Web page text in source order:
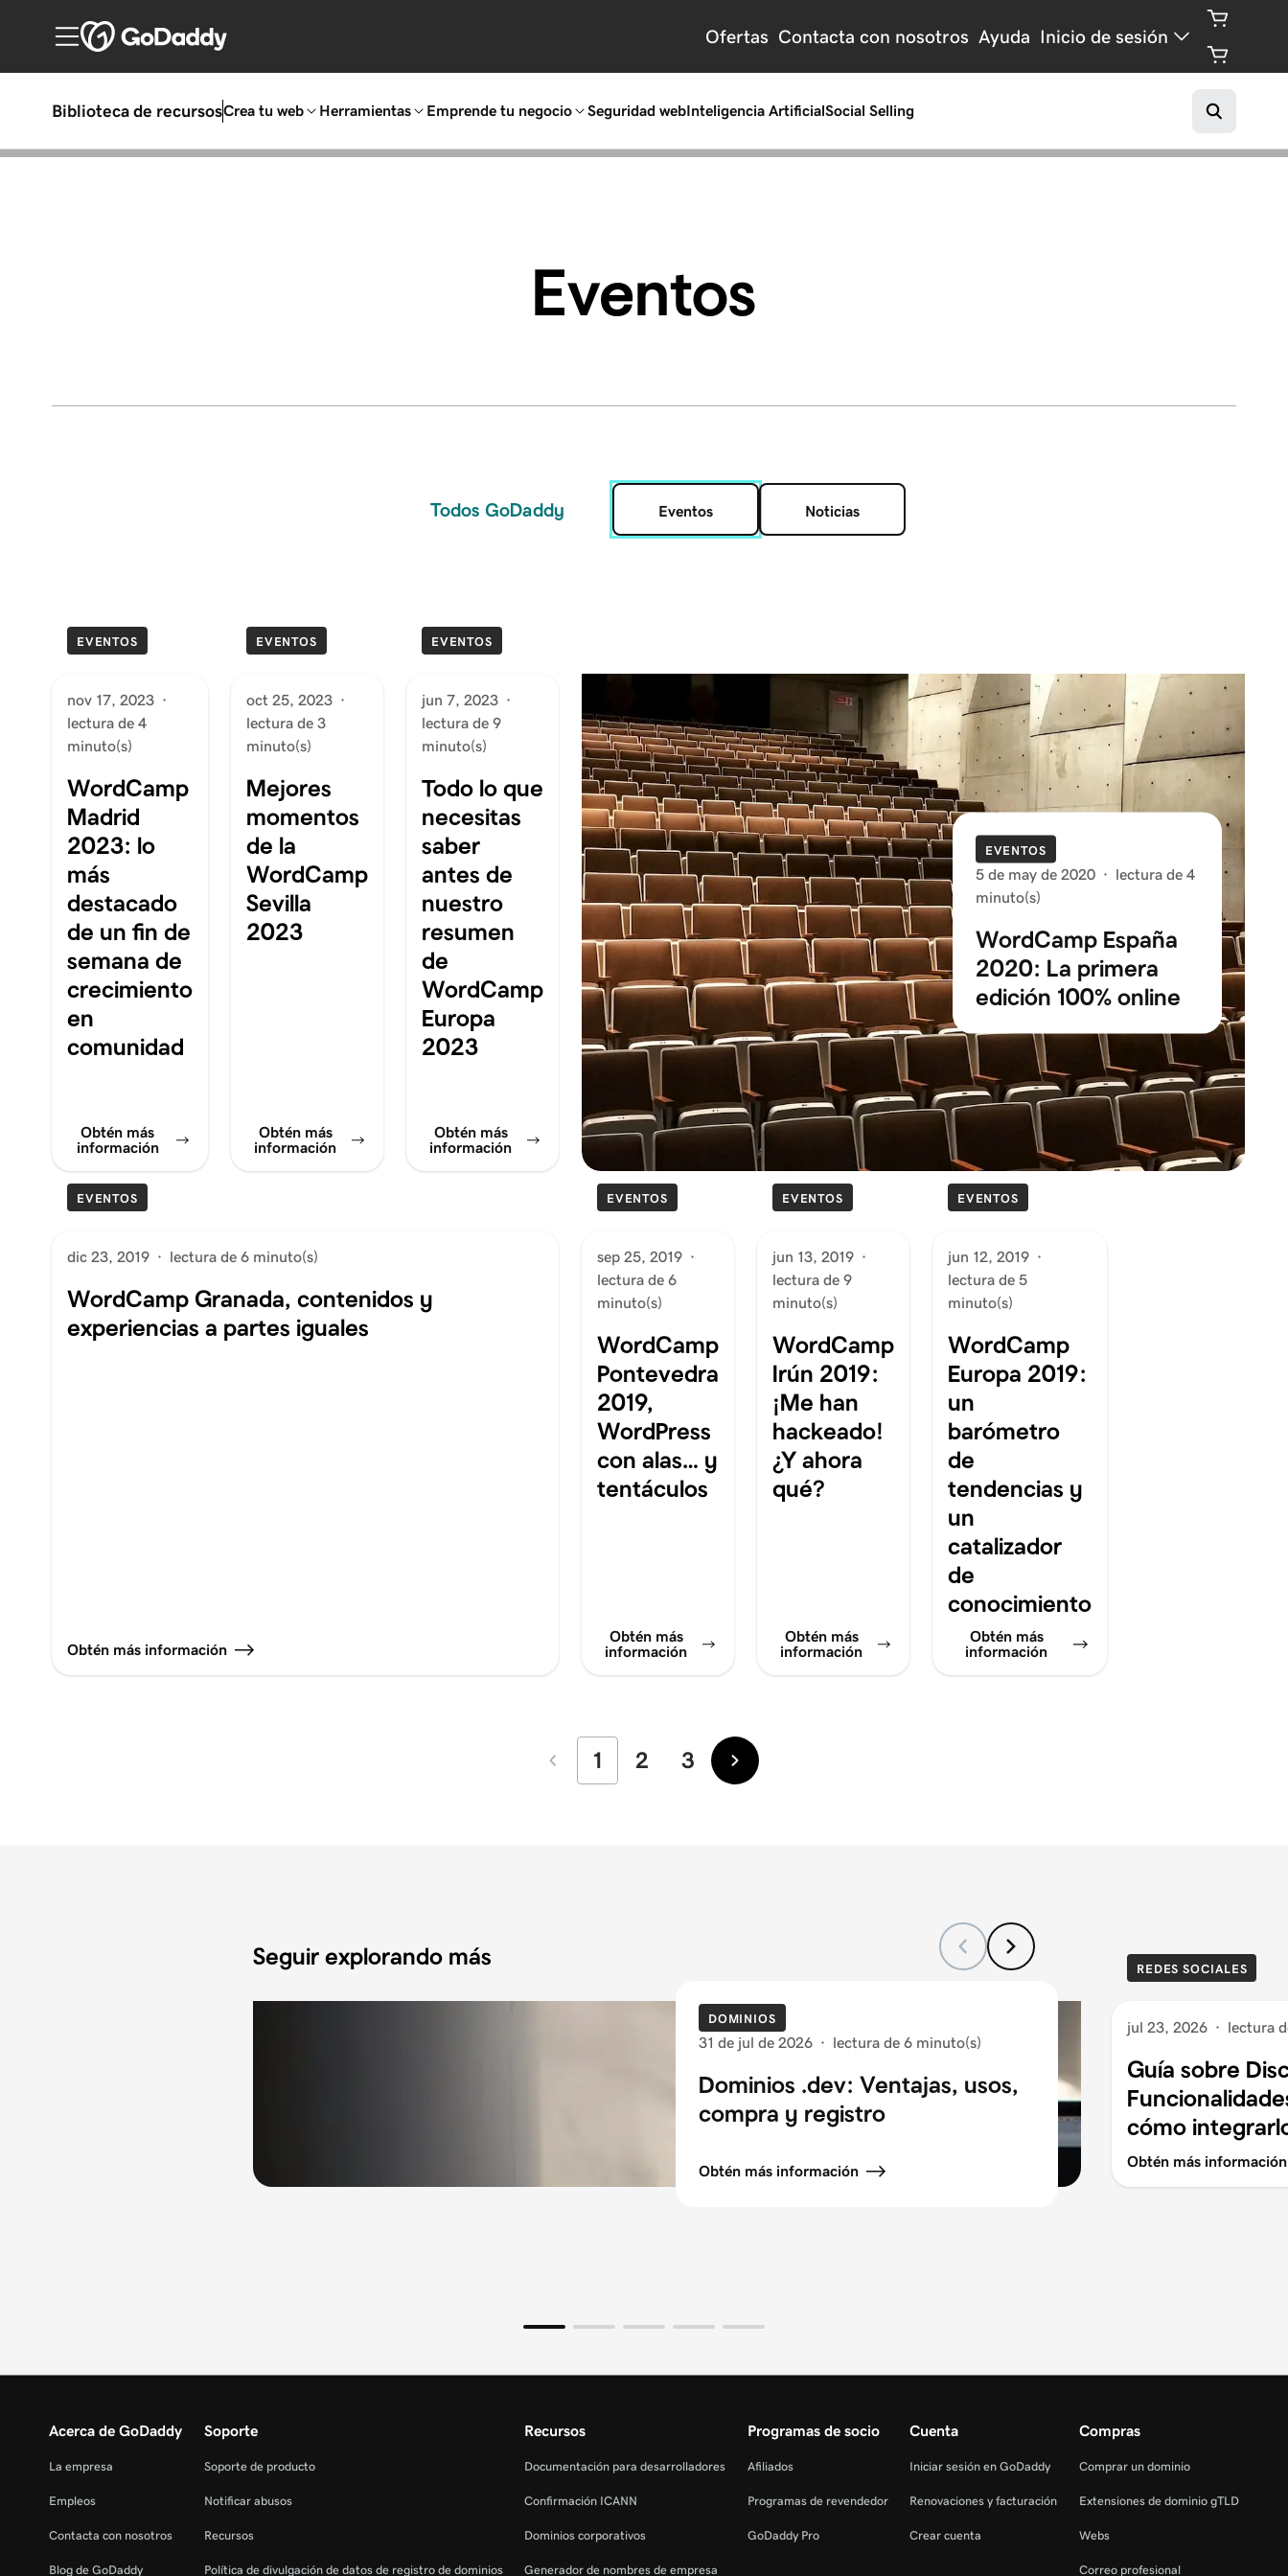
Ofertas Contacta con nosotros Ayuda Inicio de sesión
Biblioteca de recursosCrea tu web Herramientas Emprende tu negocio Seguridad webInteligencia ArtificialSocial Selling
Eventos
Todos GoDaddy Eventos Noticias
EVENTOS
nov 17, 2023 ·
lectura de 4
minuto(s)
WordCamp
Madrid
2023: lo
más
destacado
de un fin de
semana de
crecimiento
en
comunidad
Obtén más
información
EVENTOS
oct 25, 2023 ·
lectura de 3
minuto(s)
Mejores
momentos
de la
WordCamp
Sevilla
2023
Obtén más
información
EVENTOS
jun 7, 2023 ·
lectura de 9
minuto(s)
Todo lo que
necesitas
saber
antes de
nuestro
resumen
de
WordCamp
Europa
2023
Obtén más
información
EVENTOS
5 de may de 2020 · lectura de 4
minuto(s)
WordCamp España
2020: La primera
edición 100% online
EVENTOS
dic 23, 2019 · lectura de 6 minuto(s)
WordCamp Granada, contenidos y
experiencias a partes iguales
Obtén más información
EVENTOS
sep 25, 2019 ·
lectura de 6
minuto(s)
WordCamp
Pontevedra
2019,
WordPress
con alas… y
tentáculos
Obtén más
información
EVENTOS
jun 13, 2019 ·
lectura de 9
minuto(s)
WordCamp
Irún 2019:
¡Me han
hackeado!
¿Y ahora
qué?
Obtén más
información
EVENTOS
jun 12, 2019 ·
lectura de 5
minuto(s)
WordCamp
Europa 2019:
un
barómetro
de
tendencias y
un
catalizador
de
conocimiento
Obtén más
información
Más
1 2 3
Más
Seguir explorando más
DOMINIOS
31 de jul de 2026 · lectura de 6 minuto(s)
Dominios .dev: Ventajas, usos,
compra y registro
Obtén más información
REDES SOCIALES
jul 23, 2026 · lectura
Guía sobre
cómo
Obtén más información
Acerca de GoDaddy
La empresa
Empleos
Contacta con nosotros
Blog de GoDaddy
Soporte
Soporte de producto
Notificar abusos
Recursos
Política de divulgación de datos de registro de dominios
Recursos
Documentación para desarrolladores
Confirmación ICANN
Dominios corporativos
Generador de nombres de empresa
Programas de socio
Afiliados
Programas de revendedor
GoDaddy Pro
Cuenta
Iniciar sesión en GoDaddy
Renovaciones y facturación
Crear cuenta
Compras
Comprar un dominio
Extensiones de dominio gTLD
Webs
Correo profesional